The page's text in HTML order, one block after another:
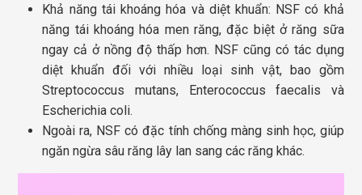
Khả năng tái khoáng hóa và diệt khuẩn: NSF có khả
năng tái khoáng hóa men răng, đặc biệt ở răng sữa
ngay cả ở nồng độ thấp hơn. NSF cũng có tác dụng
diệt khuẩn đối với nhiều loại sinh vật, bao gồm
Streptococcus mutans, Enterococcus faecalis và
Escherichia coli.
Ngoài ra, NSF có đặc tính chống màng sinh học, giúp
ngăn ngừa sâu răng lây lan sang các răng khác.